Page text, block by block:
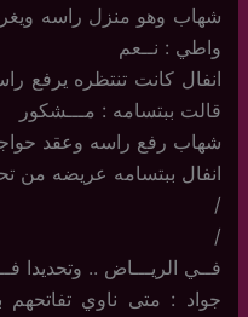
شهاب وهو منزل راسه
واطي : نــعم
انفال كانت تنتظره يرفع
قالت ببتسامه : مـــشكور
شهاب رفع راسه وعقد
انفال ببتسامه عريضه من
/
/
فــي الريـــاض .. وتحديدا
جواد : متى ناوي